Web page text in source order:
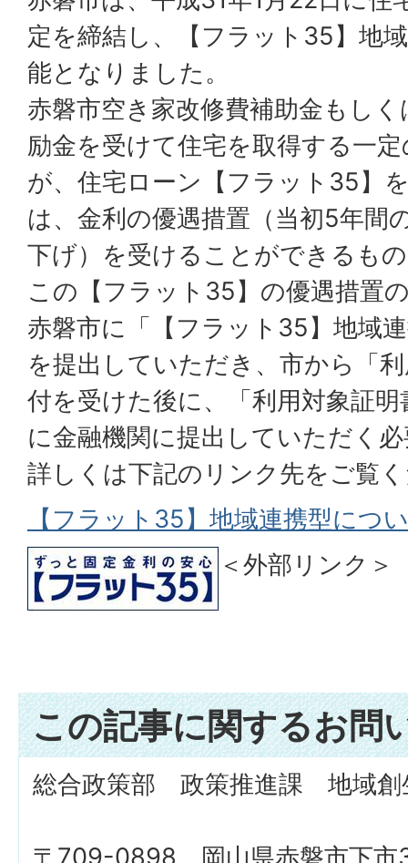
定を締結し、【フラット35】地
能となりました。
赤磐市空き家改修費補助金もし
励金を受けて住宅を取得する一
が、住宅ローン【フラット35】
は、金利の優遇措置（当初5年間
下げ）を受けることができるも
この【フラット35】の優遇措置
赤磐市に「【フラット35】地域
を提出していただき、市から「
付を受けた後に、「利用対象証
に金融機関に提出していただく
詳しくは下記のリンク先をご覧
【フラット35】地域連携型につ
＜外部リンク＞
この記事に関するお問
総合政策部 政策推進課 地域創
〒709-0898 岡山県赤磐市下市